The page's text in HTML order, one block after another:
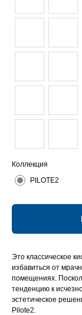
Коллекция
PILOTE2
Это классическое
избавиться от
помещениях.
тенденцию к
эстетическое
Pilote2.